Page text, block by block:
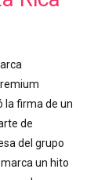
la firma de un
de
del grupo
un hito